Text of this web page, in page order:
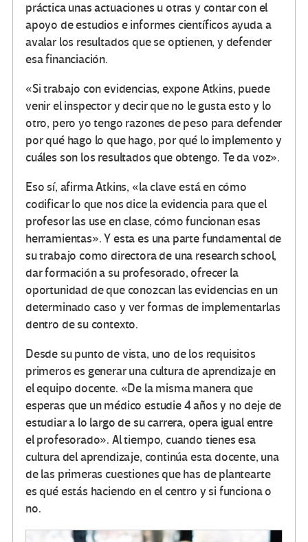
práctica unas actuaciones u otras y contar con el
apoyo de estudios e informes científicos ayuda a
avalar los resultados que se optienen, y defender
esa financiación.
«Si trabajo con evidencias, expone Atkins, puede
venir el inspector y decir que no le gusta esto y lo
otro, pero yo tengo razones de peso para defender
por qué hago lo que hago, por qué lo implemento y
cuáles son los resultados que obtengo. Te da voz».
Eso sí, afirma Atkins, «la clave está en cómo
codificar lo que nos dice la evidencia para que el
profesor las use en clase, cómo funcionan esas
herramientas». Y esta es una parte fundamental de
su trabajo como directora de una research school,
dar formación a su profesorado, ofrecer la
oportunidad de que conozcan las evidencias en un
determinado caso y ver formas de implementarlas
dentro de su contexto.
Desde su punto de vista, uno de los requisitos
primeros es generar una cultura de aprendizaje en
el equipo docente. «De la misma manera que
esperas que un médico estudie 4 años y no deje de
estudiar a lo largo de su carrera, opera igual entre
el profesorado». Al tiempo, cuando tienes esa
cultura del aprendizaje, continúa esta docente, una
de las primeras cuestiones que has de plantearte
es qué estás haciendo en el centro y si funciona o
no.